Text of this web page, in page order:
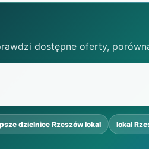
dostępne oferty,
dzielnice Rzeszów lokal lokal